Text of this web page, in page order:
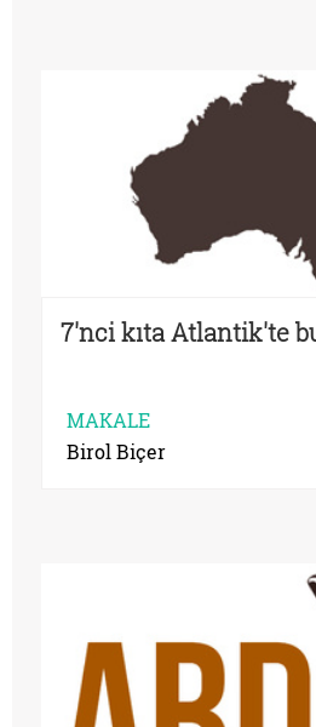
7'nci kıta Atlantik'te
MAKALE
Birol Biçer